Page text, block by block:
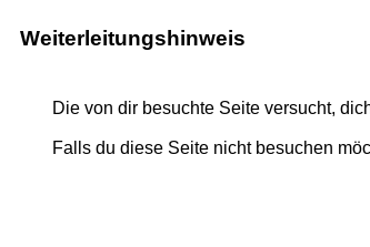
Weiterleitungshinweis
Die von dir besuchte Seite versucht,
Falls du diese Seite nicht besuchen